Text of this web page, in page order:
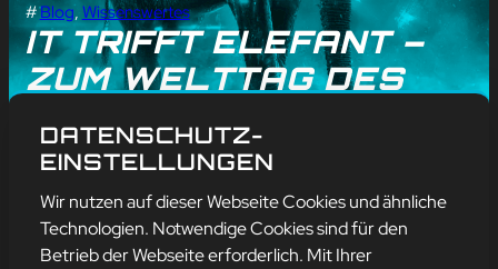
#Blog, Wissenswertes
IT TRIFFT ELEFANT –
ZUM WELTTAG DES
AUGUST
mehr erfahren
DATENSCHUTZ-
EINSTELLUNGEN
Wir nutzen auf dieser Webseite Cookies und ähnliche
Technologien. Notwendige Cookies sind für den
Betrieb der Webseite erforderlich. Mit Ihrer